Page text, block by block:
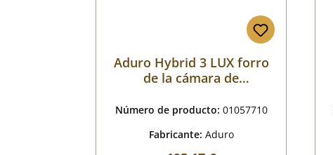
Aduro Hybrid 3 LUX forro
de la cámara de
Número de producto: 01057710
Fabricante: Aduro